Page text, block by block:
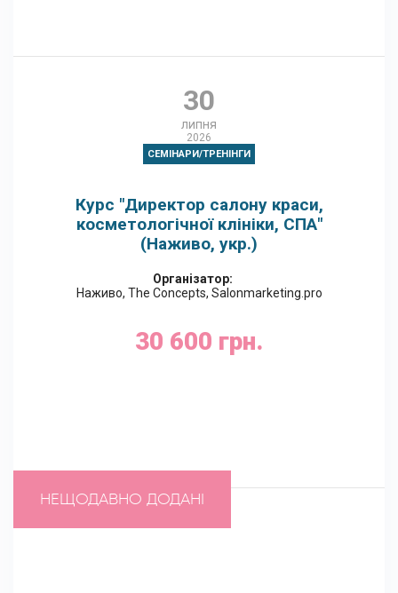
30
липня
2026
СЕМІНАРИ/ТРЕНІНГИ
Курс "Директор салону краси,
косметологічної клініки, СПА"
(Наживо, укр.)
Організатор:
Наживо, The Concepts, Salonmarketing.pro
30 600 грн.
НЕЩОДАВНО ДОДАНІ